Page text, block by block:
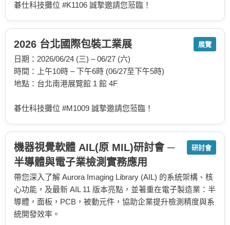
碁仕科技攤位 #K1106 誠摯邀請您蒞臨！
2026 台北國際包裝工業展 展覽
日期：2026/06/24 (三) – 06/27 (六)
時間：上午10時 – 下午6時 (06/27至下午5時)
地點：台北南港展覽館 1 館 4F
碁仕科技攤位 #M1009 誠摯邀請您蒞臨！
機器視覺軟體 AIL(原 MIL)研討會 ─
半導體與電子業檢測實務應用
研討會
帶您深入了解 Aurora Imaging Library (AIL) 的系統架構、核
心功能，及最新 AIL 11 版本亮點，並著重在電子製造業：半
導體，面板，PCB，被動元件，協助企業提升檢測精度與系
統開發效率。